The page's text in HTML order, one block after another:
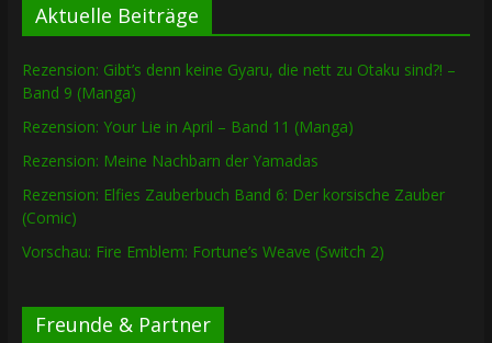
Aktuelle Beiträge
Rezension: Gibt’s denn keine Gyaru, die nett zu Otaku sind?! –
Band 9 (Manga)
Rezension: Your Lie in April – Band 11 (Manga)
Rezension: Meine Nachbarn der Yamadas
Rezension: Elfies Zauberbuch Band 6: Der korsische Zauber
(Comic)
Vorschau: Fire Emblem: Fortune’s Weave (Switch 2)
Freunde & Partner